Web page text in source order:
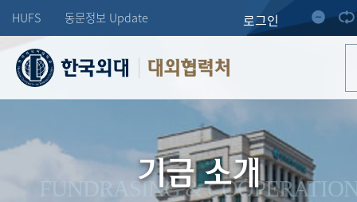
HUFS 동문정보 Update 로그인
대외협력처
기금 소개
FUNDRASING &